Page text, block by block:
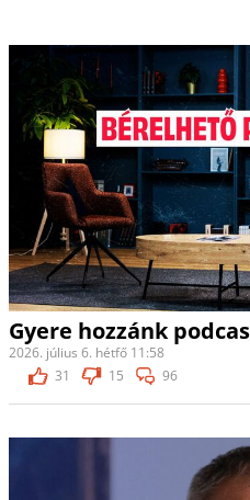
Gyere hozzánk
2026. július 6. hétfő 11:58
31
15 96